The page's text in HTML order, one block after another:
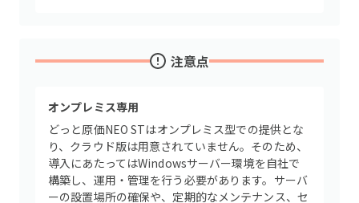
注意点
オンプレミス専用
どっと原価NEO STはオンプレミス型での提供とな
り、クラウド版は用意されていません。そのため、
導入にあたってはWindowsサーバー環境を自社で
構築し、運用・管理を行う必要があります。サーバ
ーの設置場所の確保や、定期的なメンテナンス、セ